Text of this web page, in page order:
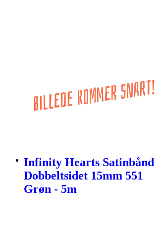
Infinity Hearts Satinbånd
Dobbeltsidet 15mm 551
Grøn - 5m